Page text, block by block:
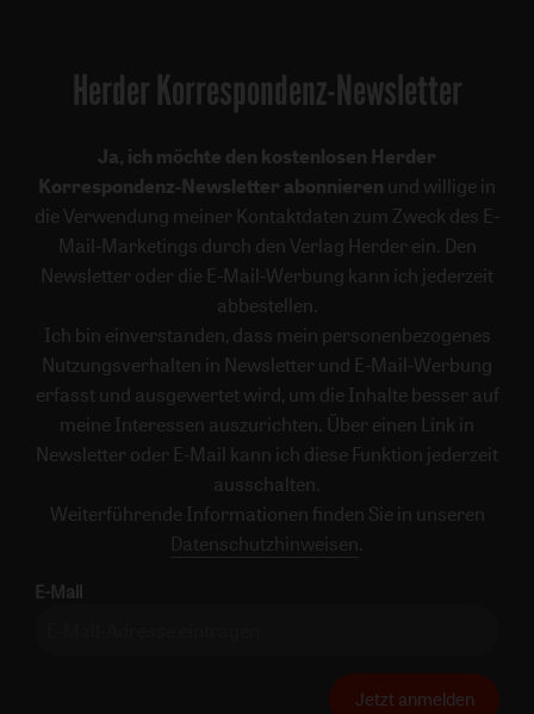
Herder Korrespondenz-Newsletter
Ja, ich möchte den kostenlosen Herder
Korrespondenz-Newsletter abonnieren und willige in
die Verwendung meiner Kontaktdaten zum Zweck des E-
Mail-Marketings durch den Verlag Herder ein. Den
Newsletter oder die E-Mail-Werbung kann ich jederzeit
abbestellen.
Ich bin einverstanden, dass mein personenbezogenes
Nutzungsverhalten in Newsletter und E-Mail-Werbung
erfasst und ausgewertet wird, um die Inhalte besser auf
meine Interessen auszurichten. Über einen Link in
Newsletter oder E-Mail kann ich diese Funktion jederzeit
ausschalten.
Weiterführende Informationen finden Sie in unseren
Datenschutzhinweisen .
E-Mail
Jetzt anmelden